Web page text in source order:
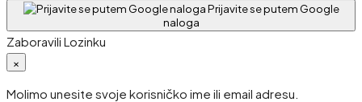
Prijavite se putem Google
naloga
Zaboravili Lozinku
×
Molimo unesite svoje korisničko ime ili email adresu.